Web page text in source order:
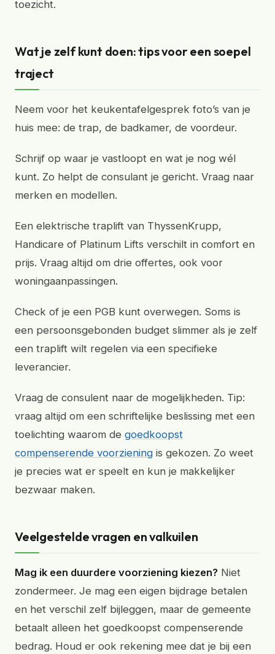
toezicht.
Wat je zelf kunt doen: tips voor een soepel
traject
Neem voor het keukentafelgesprek foto’s van je
huis mee: de trap, de badkamer, de voordeur.
Schrijf op waar je vastloopt en wat je nog wél
kunt. Zo helpt de consulant je gericht. Vraag naar
merken en modellen.
Een elektrische traplift van ThyssenKrupp,
Handicare of Platinum Lifts verschilt in comfort en
prijs. Vraag altijd om drie offertes, ook voor
woningaanpassingen.
Check of je een PGB kunt overwegen. Soms is
een persoonsgebonden budget slimmer als je zelf
een traplift wilt regelen via een specifieke
leverancier.
Vraag de consulent naar de mogelijkheden. Tip:
vraag altijd om een schriftelijke beslissing met een
toelichting waarom de goedkoopst
compenserende voorziening is gekozen. Zo weet
je precies wat er speelt en kun je makkelijker
bezwaar maken.
Veelgestelde vragen en valkuilen
Mag ik een duurdere voorziening kiezen? Niet
zondermeer. Je mag een eigen bijdrage betalen
en het verschil zelf bijleggen, maar de gemeente
betaalt alleen het goedkoopst compenserende
bedrag. Houd er ook rekening mee dat je bij een